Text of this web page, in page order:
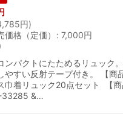
円)
価格（定価）
: 7,000円
ンパクトにたためるリュック
やすい反射テープ付き。 【商
巾着リュック20点セット 【
33285 &…